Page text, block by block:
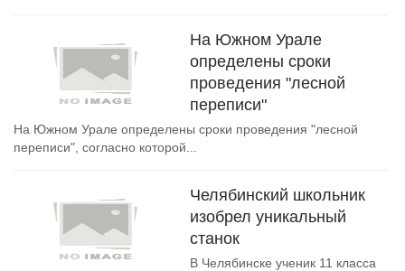
На Южном Урале
определены сроки
проведения "лесной
переписи"
На Южном Урале определены сроки проведения "лесной
переписи", согласно которой...
Челябинский школьник
изобрел уникальный
станок
В Челябинске ученик 11 класса